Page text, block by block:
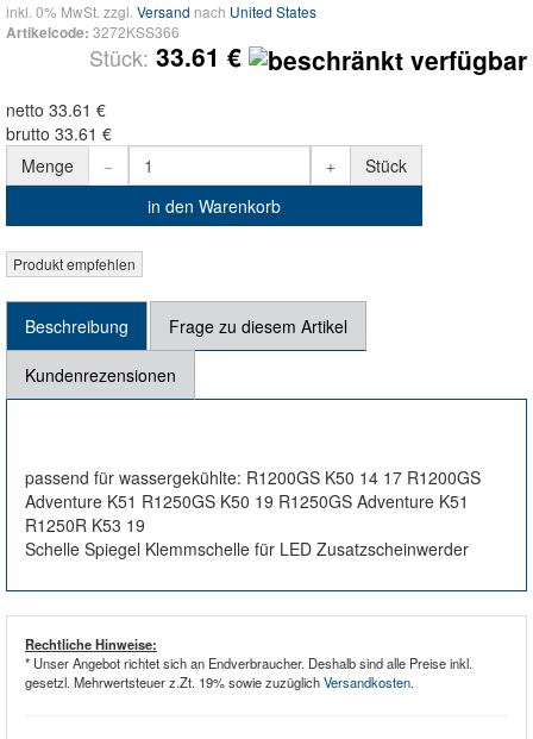
inkl. 0% MwSt. zzgl. Versand nach United States
Artikelcode: 3272KSS366
Stück: 33.61 €
netto 33.61 €
brutto 33.61 €
Menge
Stück
in den Warenkorb
Beschreibung Frage zu diesem Artikel
Kundenrezensionen
passend für wassergekühlte: R1200GS K50 14 17 R1200GS
Adventure K51 R1250GS K50 19 R1250GS Adventure K51
R1250R K53 19
Schelle Spiegel Klemmschelle für LED Zusatzscheinwerder
Rechtliche Hinweise:
* Unser Angebot richtet sich an Endverbraucher. Deshalb sind alle Preise inkl.
gesetzl. Mehrwertsteuer z.Zt. 19% sowie zuzüglichVersandkosten.